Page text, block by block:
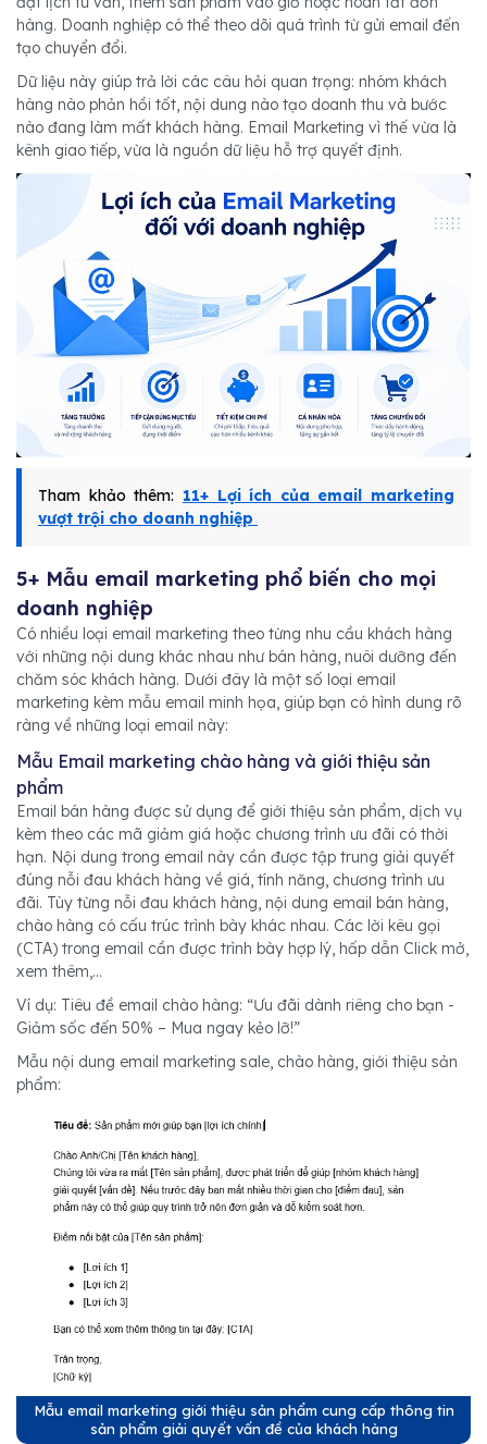
hàng. Doanh nghiệp có thể theo dõi quá trình từ gửi email đến
tạo chuyển đổi.
Dữ liệu này giúp trả lời các câu hỏi quan trọng: nhóm khách
hàng nào phản hồi tốt, nội dung nào tạo doanh thu và bước
nào đang làm mất khách hàng. Email Marketing vì thế vừa là
kênh giao tiếp, vừa là nguồn dữ liệu hỗ trợ quyết định.
Tham khảo thêm: 11+ Lợi ích của email marketing
vượt trội cho doanh nghiệp
5+ Mẫu email marketing phổ biến cho mọi
doanh nghiệp
Có nhiều loại email marketing theo từng nhu cầu khách hàng
với những nội dung khác nhau như bán hàng, nuôi dưỡng đến
chăm sóc khách hàng. Dưới đây là một số loại email
marketing kèm mẫu email minh họa, giúp bạn có hình dung rõ
ràng về những loại email này:
Mẫu Email marketing chào hàng và giới thiệu sản
phẩm
Email bán hàng được sử dụng để giới thiệu sản phẩm, dịch vụ
kèm theo các mã giảm giá hoặc chương trình ưu đãi có thời
hạn. Nội dung trong email này cần được tập trung giải quyết
đúng nỗi đau khách hàng về giá, tính năng, chương trình ưu
đãi. Tùy từng nỗi đau khách hàng, nội dung email bán hàng,
chào hàng có cấu trúc trình bày khác nhau. Các lời kêu gọi
(CTA) trong email cần được trình bày hợp lý, hấp dẫn Click mở,
xem thêm,...
Ví dụ: Tiêu đề email chào hàng: “Ưu đãi dành riêng cho bạn -
Giảm sốc đến 50% – Mua ngay kẻo lỡ!”
Mẫu nội dung email marketing sale, chào hàng, giới thiệu sản
phẩm:
Mẫu email marketing giới thiệu sản phẩm cung cấp thông tin
sản phẩm giải quyết vấn đề của khách hàng